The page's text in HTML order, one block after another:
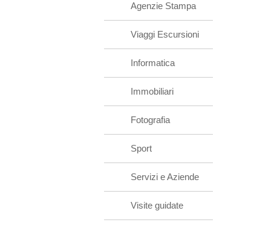
Agenzie Stampa
Viaggi Escursioni
Informatica
Immobiliari
Fotografia
Sport
Servizi e Aziende
Visite guidate